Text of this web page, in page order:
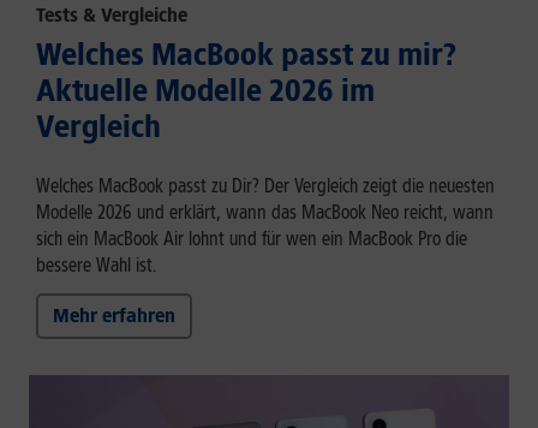
Tests & Vergleiche
Welches MacBook passt zu mir?
Aktuelle Modelle 2026 im
Vergleich
Welches MacBook passt zu Dir? Der Vergleich zeigt die neuesten
Modelle 2026 und erklärt, wann das MacBook Neo reicht, wann
sich ein MacBook Air lohnt und für wen ein MacBook Pro die
bessere Wahl ist.
Mehr erfahren